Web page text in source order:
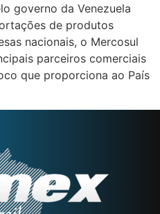
governo da Venezuela
de produtos
nacionais, o Mercosul
parceiros comerciais
que proporciona ao País